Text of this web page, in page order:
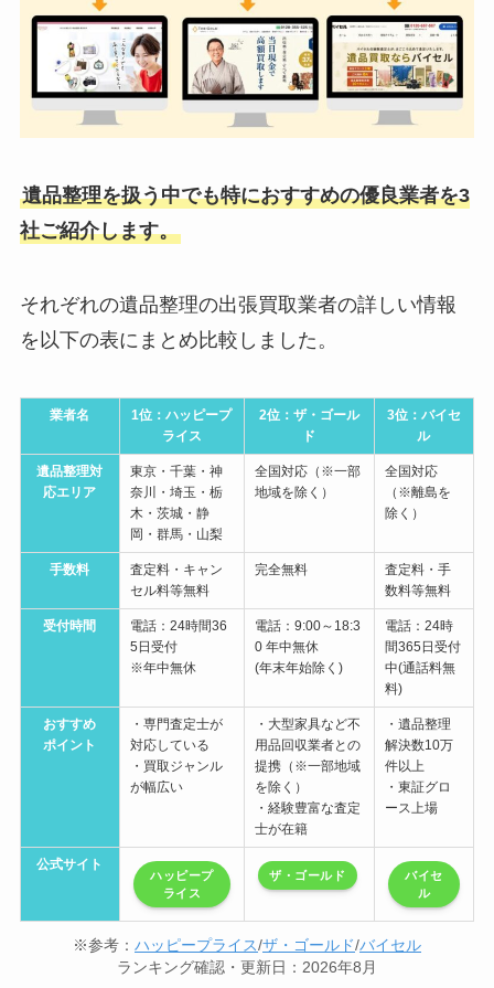
遺品整理を扱う中でも特におすすめの優良業者を3
社ご紹介します。
それぞれの遺品整理の出張買取業者の詳しい情報
を以下の表にまとめ比較しました。
業者名
1位：ハッピープ
ライス
2位：ザ・ゴール
ド
3位：バイセ
ル
遺品整理対
応エリア
東京・千葉・神
奈川・埼玉・栃
木・茨城・静
岡・群馬・山梨
全国対応（※一部
地域を除く）
全国対応
（※離島を
除く）
手数料
査定料・キャン
セル料等無料
完全無料
査定料・手
数料等無料
受付時間
電話：24時間36
5日受付
※年中無休
電話：9:00～18:3
0 年中無休
(年末年始除く)
電話：24時
間365日受付
中(通話料無
料)
おすすめ
ポイント
・専門査定士が
対応している
・買取ジャンル
が幅広い
・大型家具など不
用品回収業者との
提携（※一部地域
を除く）
・経験豊富な査定
士が在籍
・遺品整理
解決数10万
件以上
・東証グロ
ース上場
公式サイト
ハッピープ
ライス
ザ・ゴールド
バイセ
ル
※参考： ハッピープライス/ザ・ゴールド/バイセル
ランキング確認・更新日：2026年8月